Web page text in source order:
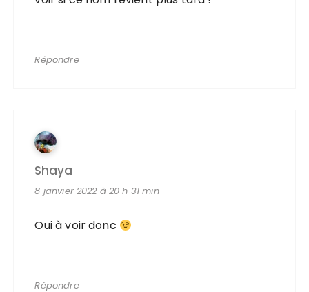
Répondre
Shaya
8 janvier 2022 à 20 h 31 min
Oui à voir donc
Répondre